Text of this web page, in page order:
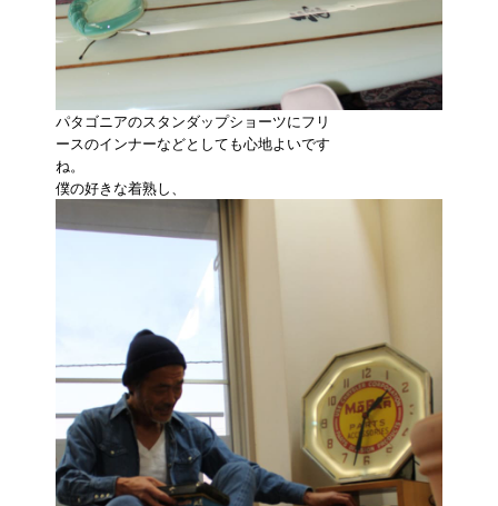
パタゴニアのスタンダップショーツにフリ
ースのインナーなどとしても心地よいです
ね。
僕の好きな着熟し、